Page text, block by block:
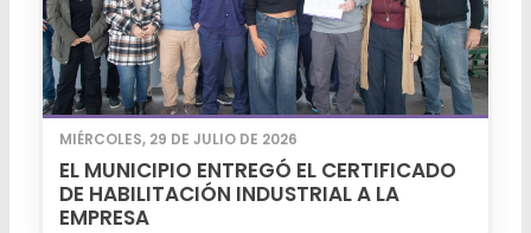
MIÉRCOLES, 29 DE JULIO DE 2026
EL MUNICIPIO ENTREGÓ EL CERTIFICADO
DE HABILITACIÓN INDUSTRIAL A LA
EMPRESA